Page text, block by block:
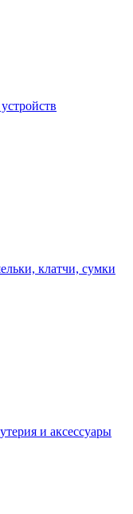
клатчи, сумки
и аксессуары